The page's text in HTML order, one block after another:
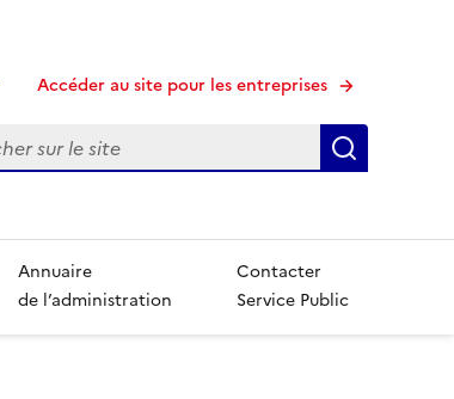
Accéder au site pour les entreprises
Annuaire
de l’administration
Contacter
Service Public